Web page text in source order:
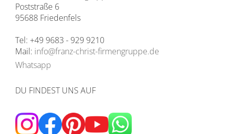
Poststraße 6
95688 Friedenfels
Tel: +49 9683 - 929 9210
Mail: info@franz-christ-firmengruppe.de
Whatsapp
DU FINDEST UNS AUF